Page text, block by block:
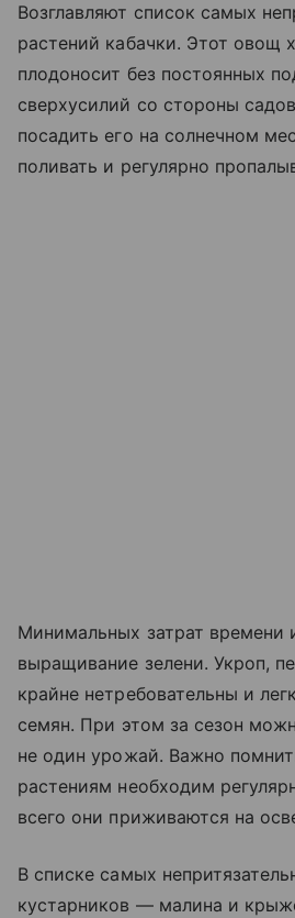
Возглавляют список самых
растений кабачки. Этот овощ
плодоносит без постоянных
сверхусилий со стороны
посадить его на солнечном
поливать и регулярно
Минимальных затрат времени
выращивание зелени. Укроп,
крайне нетребовательны и
семян. При этом за сезон
не один урожай. Важно
растениям необходим
всего они приживаются на
В списке самых
кустарников — малина и